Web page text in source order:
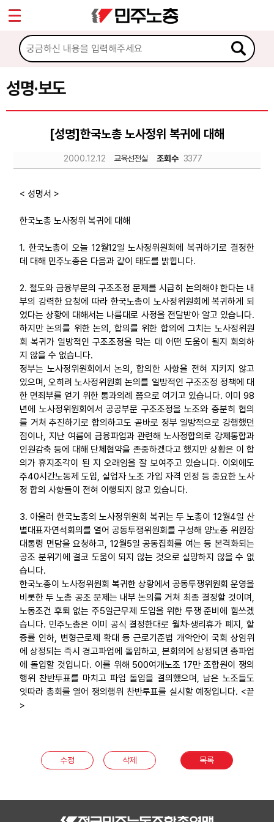
성명·보도
[성명]한국노총 노사정위 복귀에 대해
2000.12.12 교육선전실 조회수 3377
< 성명서 >
한국노총 노사정위 복귀에 대해
1. 한국노총이 오늘 12월12일 노사정위원회에 복귀하기로 결정한
데 대해 민주노총은 다음과 같이 태도를 밝힙니다.
2. 철도와 금융부문의 구조조정 문제를 시급히 논의해야 한다는 내
부의 강력한 요청에 따라 한국노총이 노사정위원회에 복귀하게 되
었다는 상황에 대해서는 나름대로 사정을 전달받아 알고 있습니다.
하지만 논의를 위한 논의, 합의를 위한 합의에 그치는 노사정위원
회 복귀가 일방적인 구조조정을 막는 데 어떤 도움이 될지 회의하
지 않을 수 없습니다.
정부는 노사정위원회에서 논의, 합의한 사항을 전혀 지키지 않고
있으며, 오히려 노사정위원회 논의를 일방적인 구조조정 정책에 대
한 면죄부를 얻기 위한 통과의례 쯤으로 여기고 있습니다. 이미 98
년에 노사정위원회에서 공공부문 구조조정을 노조와 충분히 협의
를 거쳐 추진하기로 합의하고도 곧바로 정부 일방적으로 강행했던
점이나, 지난 여름에 금융파업과 관련해 노사정합의로 강제통합과
인원감축 등에 대해 단체협약을 존중하겠다고 했지만 상황은 이 합
의가 휴지조각이 된 지 오래임을 잘 보여주고 있습니다. 이외에도
주40시간노동제 도입, 실업자 노조 가입 자격 인정 등 중요한 노사
정 합의 사항들이 전혀 이행되지 않고 있습니다.
3. 아울러 한국노총의 노사정위원회 복귀는 두 노총이 12월4일 산
별대표자연석회의를 열어 공동투쟁위원회를 구성해 양노총 위원장
대통령 면담을 요청하고, 12월5일 공동집회를 여는 등 본격화되는
공조 분위기에 결코 도움이 되지 않는 것으로 실망하지 않을 수 없
습니다.
한국노총이 노사정위원회 복귀한 상황에서 공동투쟁위원회 운영을
비롯한 두 노총 공조 문제는 내부 논의를 거쳐 최종 결정할 것이며,
노동조건 후퇴 없는 주5일근무제 도입을 위한 투쟁 준비에 힘쓰겠
습니다. 민주노총은 이미 공식 결정한대로 월차·생리휴가 폐지, 할
증률 인하, 변형근로제 확대 등 근로기준법 개악안이 국회 상임위
에 상정되는 즉시 경고파업에 돌입하고, 본회의에 상정되면 총파업
에 돌입할 것입니다. 이를 위해 500여개노조 17만 조합원이 쟁의
행위 찬반투표를 마치고 파업 돌입을 결의했으며, 남은 노조들도
잇따라 총회를 열어 쟁의행위 찬반투표를 실시할 예정입니다. <끝
>
수정 삭제 목록
마이페이지
소개
소식
공지사항
노동상담
부설기관
업무
Sketchbook5, 스케치북5
Sketchbook5, 스케치북5